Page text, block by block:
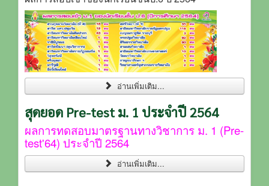
อ่านเพิ่มเติม...
สุดยอด Pre-test ม. 1 ประจำปี 2564
ผลการทดสอบมาตรฐานทางวิชาการ ม. 1 (Pre-
test'64) ประจำปี 2564
อ่านเพิ่มเติม...